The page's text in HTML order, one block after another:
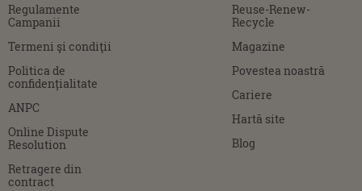
Regulamente
Campanii
Termeni şi condiţii
Politica de
confidențialitate
ANPC
Online Dispute
Resolution
Retragere din
contract
Reuse-Renew-
Recycle
Magazine
Povestea noastră
Cariere
Hartă site
Blog